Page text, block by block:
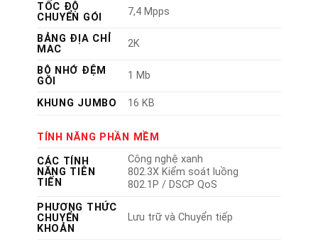
TỐC ĐỘ
CHUYỂN GÓI
7,4 Mpps
BẢNG ĐỊA CHỈ
MAC
2K
BỘ NHỚ ĐỆM
GÓI
1 Mb
KHUNG JUMBO 16 KB
TÍNH NĂNG PHẦN MỀM
CÁC TÍNH
NĂNG TIÊN
TIẾN
Công nghệ xanh
802.3X Kiểm soát luồng
802.1P / DSCP QoS
PHƯƠNG THỨC
CHUYỂN
KHOẢN
Lưu trữ và Chuyển tiếp